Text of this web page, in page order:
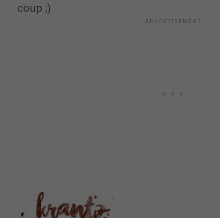
coup ;)